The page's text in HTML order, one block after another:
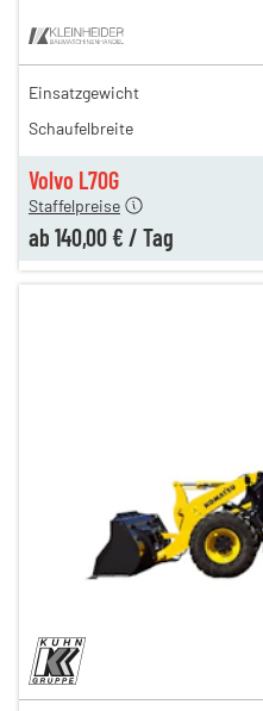
Volvo L70G
250,00 €
170,00 €
Staffelpreise
ab 140,00 € / Tag
Einsatzgewicht
Schaufelbreite